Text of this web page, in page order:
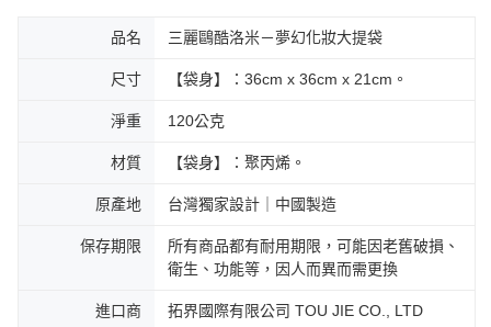
品名 三麗鷗酷洛米－夢幻化妝大提袋
尺寸 【袋身】：36cm x 36cm x 21cm。
淨重 120公克
材質 【袋身】：聚丙烯。
原產地 台灣獨家設計｜中國製造
保存期限
所有商品都有耐用期限，可能因老舊破損、
衛生、功能等，因人而異而需更換
進口商 拓界國際有限公司 TOU JIE CO., LTD